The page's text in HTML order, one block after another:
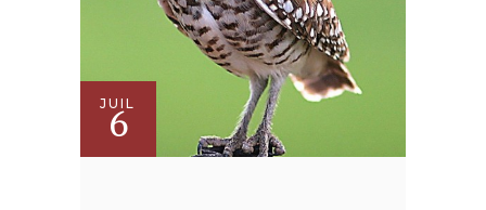
JUIL
6